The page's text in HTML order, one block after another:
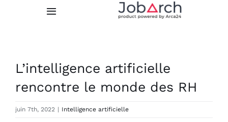
Toggle
Intégrations
L’intelligence artificielle
rencontre le monde des RH
juin 7th, 2022 | Intelligence artificielle